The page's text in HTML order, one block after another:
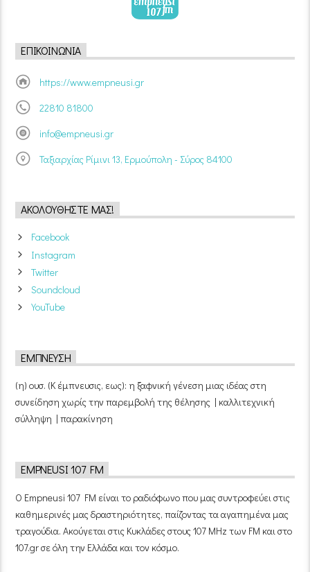
ΕΠΙΚΟΙΝΩΝΊΑ
https://www.empneusi.gr
22810 81800
info@empneusi.gr
Ταξιαρχίας Ρίμινι 13, Ερμούπολη - Σύρος 84100
ΑΚΟΛΟΥΘΉΣΤΕ ΜΑΣ!
Facebook
Instagram
Twitter
Soundcloud
YouTube
ΈΜΠΝΕΥΣΗ
(η) ουσ. (Κ έμπνευσις, εως): η ξαφνική γένεση μιας ιδέας στη
συνείδηση χωρίς την παρεμβολή της θέλησης | καλλιτεχνική
σύλληψη | παρακίνηση
EMPNEUSI 107 FM
Ο Empneusi 107 FM είναι το ραδιόφωνο που μας συντροφεύει στις
καθημερινές μας δραστηριότητες, παίζοντας τα αγαπημένα μας
τραγούδια. Ακούγεται στις Κυκλάδες στους 107 MHz των FM και στο
107.gr σε όλη την Ελλάδα και τον κόσμο.